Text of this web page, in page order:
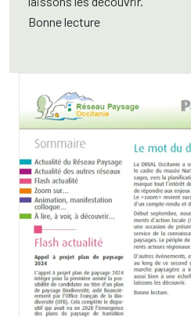
Bonne lecture